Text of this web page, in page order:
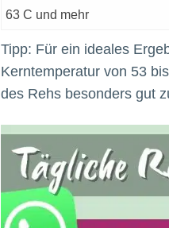
63 C und mehr
Tipp: Für ein ideales
Kerntemperatur von 53
des Rehs besonders gut